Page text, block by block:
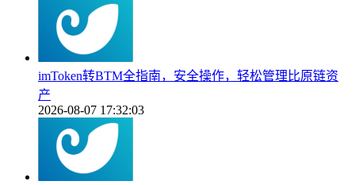
imToken转BTM全指南，安全操作，轻松管理比原链资
产
2026-08-07 17:32:03